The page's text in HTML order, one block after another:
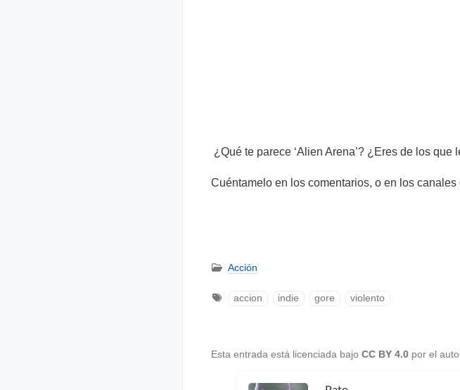
¿Qué te parece ‘Alien Arena’? ¿Eres de los que
Cuéntamelo en los comentarios, o en los
Acción
accion indie gore violento
Esta entrada está licenciada bajo CC BY 4.0 por el